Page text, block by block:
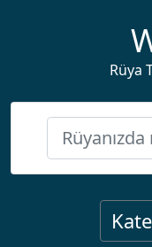
Rüya